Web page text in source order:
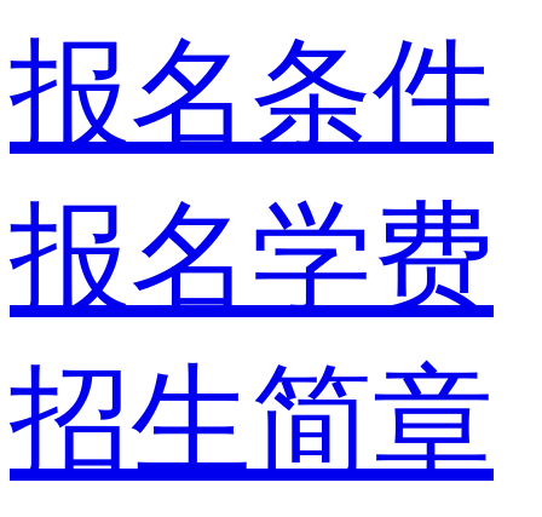
报名条件
报名学费
招生简章